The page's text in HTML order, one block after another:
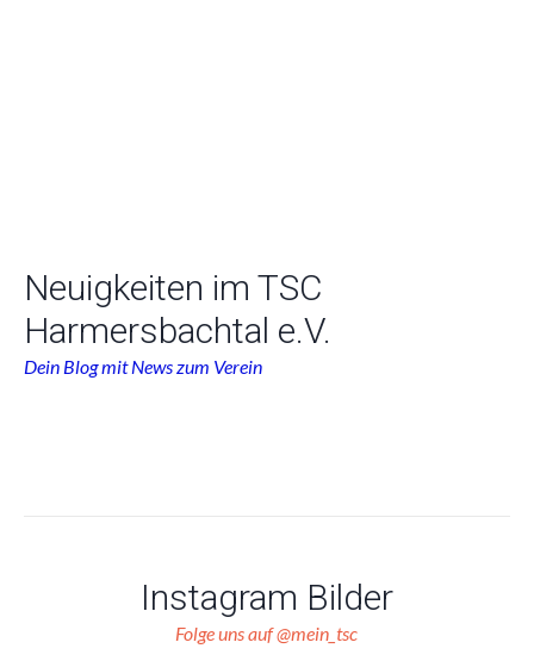
Neuigkeiten im TSC
Harmersbachtal e.V.
Dein Blog mit News zum Verein
Instagram Bilder
Folge uns auf @mein_tsc